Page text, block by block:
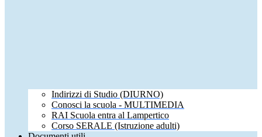
Indirizzi di Studio (DIURNO)
Conosci la scuola - MULTIMEDIA
RAI Scuola entra al Lampertico
Corso SERALE (Istruzione adulti)